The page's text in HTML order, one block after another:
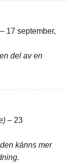
– 17 september,
del av en
– 23
känns mer